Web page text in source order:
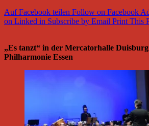
Auf Facebook teilen Follow on Facebook
on Linked in Subscribe by Email Print This
„Es tanzt“ in der Mercatorhalle
Philharmonie Essen